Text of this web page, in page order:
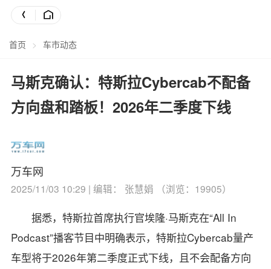
首页 > 车市动态
马斯克确认：特斯拉Cybercab不配备
方向盘和踏板！2026年二季度下线
万车网
2025/11/03 10:29 | 编辑： 张慧娟 （浏览：19905）
据悉，特斯拉首席执行官埃隆·马斯克在“All In
Podcast”播客节目中明确表示，特斯拉Cybercab量产
车型将于2026年第二季度正式下线，且不会配备方向